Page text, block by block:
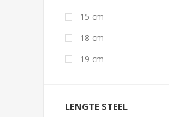
15 cm
18 cm
19 cm
LENGTE STEEL